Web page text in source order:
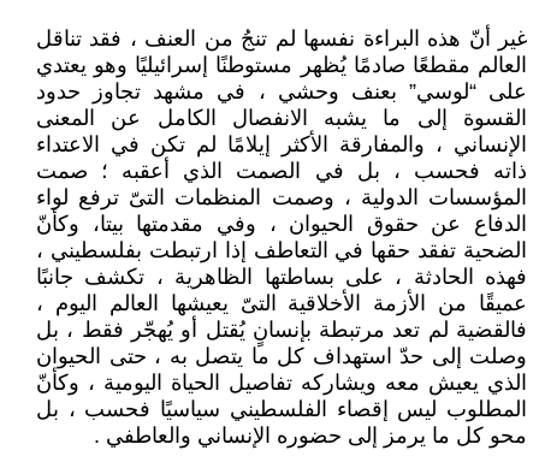
غير أنّ هذه البراءة نفسها لم تنجُ من العنف ، فقد تناقل
العالم مقطعًا صادمًا يُظهر مستوطنًا إسرائيليًا وهو يعتدي
على “لوسي” بعنف وحشي ، في مشهد تجاوز حدود
القسوة إلى ما يشبه الانفصال الكامل عن المعنى
الإنساني ، والمفارقة الأكثر إيلامًا لم تكن في الاعتداء
ذاته فحسب ، بل في الصمت الذي أعقبه ؛ صمت
المؤسسات الدولية ، وصمت المنظمات التىّ ترفع لواء
الدفاع عن حقوق الحيوان ، وفي مقدمتها بيتا، وكأنّ
الضحية تفقد حقها في التعاطف إذا ارتبطت بفلسطيني ،
فهذه الحادثة ، على بساطتها الظاهرية ، تكشف جانبًا
عميقًا من الأزمة الأخلاقية التىّ يعيشها العالم اليوم ،
فالقضية لم تعد مرتبطة بإنسانٍ يُقتل أو يُهجّر فقط ، بل
وصلت إلى حدّ استهداف كل ما يتصل به ، حتى الحيوان
الذي يعيش معه ويشاركه تفاصيل الحياة اليومية ، وكأنّ
المطلوب ليس إقصاء الفلسطيني سياسيًا فحسب ، بل
محو كل ما يرمز إلى حضوره الإنساني والعاطفي .